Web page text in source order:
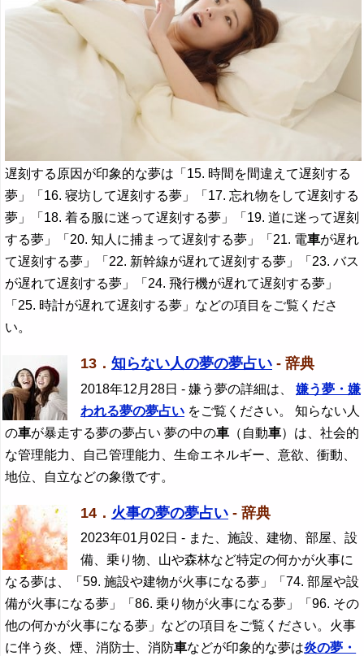
遅刻する原因が印象的な夢は「15. 時間を間違えて遅刻する
夢」「16. 寝坊して遅刻する夢」「17. 忘れ物をして遅刻する
夢」「18. 着る服に迷って遅刻する夢」「19. 道に迷って遅刻
する夢」「20. 知人に捕まって遅刻する夢」「21. 電車が遅れ
て遅刻する夢」「22. 新幹線が遅れて遅刻する夢」「23. バス
が遅れて遅刻する夢」「24. 飛行機が遅れて遅刻する夢」
「25. 時計が遅れて遅刻する夢」などの項目をご覧くださ
い。
13． 知らない人の夢の夢占い - 辞典
2018年12月28日 - 嫌う夢の詳細は、 嫌う夢・嫌
われる夢の夢占い をご覧ください。 知らない人
の車が暴走する夢の夢占い 夢の中の車 （自動車）は、社会的
な管理能力、自己管理能力、生命エネルギー、意欲、衝動、
地位、自立などの象徴です。
14． 火事の夢の夢占い - 辞典
2023年01月02日 - また、施設、建物、部屋、設
備、乗り物、山や森林など特定の何かが火事に
なる夢は、「59. 施設や建物が火事になる夢」「74. 部屋や設
備が火事になる夢」「86. 乗り物が火事になる夢」「96. その
他の何かが火事になる夢」などの項目をご覧ください。火事
に伴う炎、煙、消防士、消防車などが印象的な夢は炎の夢・